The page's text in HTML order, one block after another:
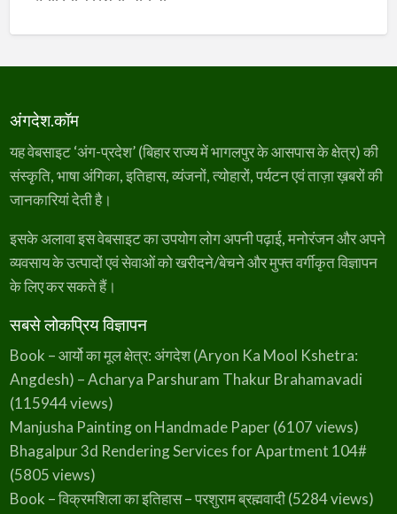
अंगदेश.कॉम
यह वेबसाइट ‘अंग-प्रदेश’ (बिहार राज्य में भागलपुर के आसपास के क्षेत्र) की
संस्कृति, भाषा अंगिका, इतिहास, व्यंजनों, त्योहारों, पर्यटन एवं ताज़ा ख़बरों की
जानकारियां देती है।
इसके अलावा इस वेबसाइट का उपयोग लोग अपनी पढ़ाई, मनोरंजन और अपने
व्यवसाय के उत्पादों एवं सेवाओं को खरीदने/बेचने और मुफ्त वर्गीकृत विज्ञापन
के लिए कर सकते हैं।
सबसे लोकप्रिय विज्ञापन
Book – आर्यो का मूल क्षेत्र: अंगदेश (Aryon Ka Mool Kshetra:
Angdesh) – Acharya Parshuram Thakur Brahamavadi
(115944 views)
Manjusha Painting on Handmade Paper(6107 views)
Bhagalpur 3d Rendering Services for Apartment 104#
(5805 views)
Book – विक्रमशिला का इतिहास – परशुराम ब्रह्मवादी(5284 views)